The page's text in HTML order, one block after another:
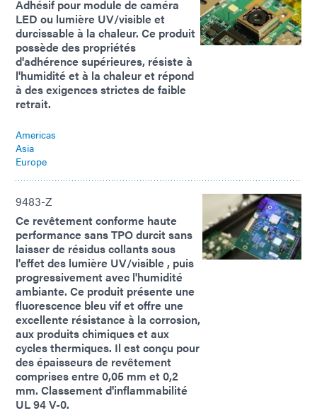
Adhésif pour module de caméra
LED ou lumière UV/visible et
durcissable à la chaleur. Ce produit
possède des propriétés
d'adhérence supérieures, résiste à
l'humidité et à la chaleur et répond
à des exigences strictes de faible
retrait.
Americas
Asia
Europe
9483-Z
Ce revêtement conforme haute
performance sans TPO durcit sans
laisser de résidus collants sous
l'effet des lumière UV/visible , puis
progressivement avec l'humidité
ambiante. Ce produit présente une
fluorescence bleu vif et offre une
excellente résistance à la corrosion,
aux produits chimiques et aux
cycles thermiques. Il est conçu pour
des épaisseurs de revêtement
comprises entre 0,05 mm et 0,2
mm. Classement d'inflammabilité
UL 94 V-0.